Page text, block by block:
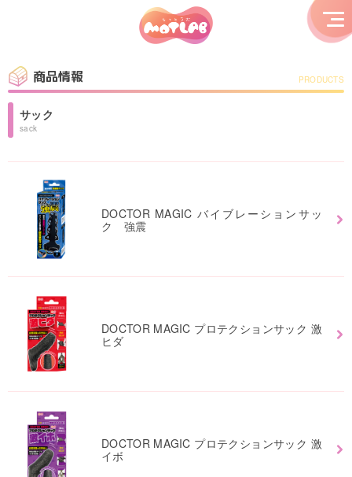
商品情報 PRODUCTS
サック
sack
DOCTOR MAGIC バイブレーションサッ
ク 強震
DOCTOR MAGIC プロテクションサック 激
ヒダ
DOCTOR MAGIC プロテクションサック 激
イボ